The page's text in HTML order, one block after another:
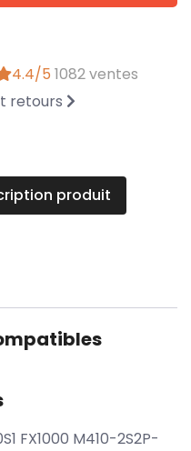
4.4/5 1082 ventes
retours
produit
FX1000 M410-2S2P-